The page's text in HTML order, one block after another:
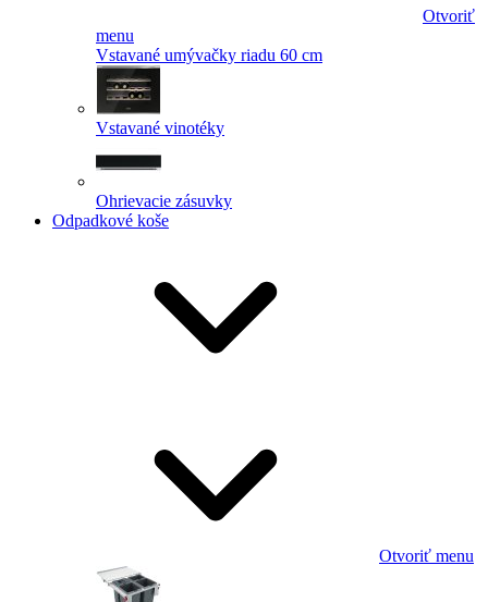
Otvoriť
menu
Vstavané umývačky riadu 60 cm
Vstavané vinotéky
Ohrievacie zásuvky
Odpadkové koše
Otvoriť menu